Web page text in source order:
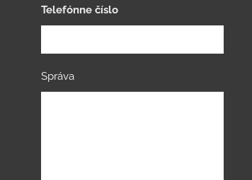
Telefónne číslo
Správa